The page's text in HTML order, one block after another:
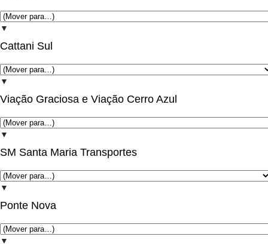
▼
Cattani Sul
▼
Viação Graciosa e Viação Cerro Azul
▼
SM Santa Maria Transportes
▼
Ponte Nova
▼